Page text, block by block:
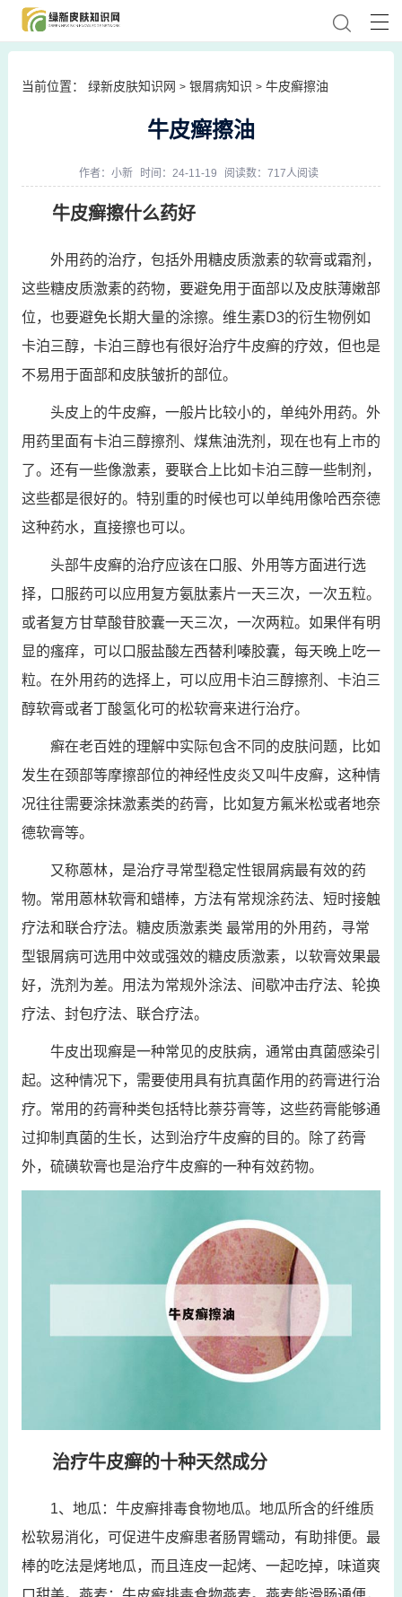
当前位置： 绿新皮肤知识网 > 银屑病知识 > 牛皮癣擦油
牛皮癣擦油
作者： 小新 时间：24-11-19 阅读数：717人阅读
牛皮癣擦什么药好
外用药的治疗，包括外用糖皮质激素的软膏或霜剂，
这些糖皮质激素的药物，要避免用于面部以及皮肤薄嫩部
位，也要避免长期大量的涂擦。维生素D3的衍生物例如
卡泊三醇，卡泊三醇也有很好治疗牛皮癣的疗效，但也是
不易用于面部和皮肤皱折的部位。
头皮上的牛皮癣，一般片比较小的，单纯外用药。外
用药里面有卡泊三醇擦剂、煤焦油洗剂，现在也有上市的
了。还有一些像激素，要联合上比如卡泊三醇一些制剂，
这些都是很好的。特别重的时候也可以单纯用像哈西奈德
这种药水，直接擦也可以。
头部牛皮癣的治疗应该在口服、外用等方面进行选
择，口服药可以应用复方氨肽素片一天三次，一次五粒。
或者复方甘草酸苷胶囊一天三次，一次两粒。如果伴有明
显的瘙痒，可以口服盐酸左西替利嗪胶囊，每天晚上吃一
粒。在外用药的选择上，可以应用卡泊三醇擦剂、卡泊三
醇软膏或者丁酸氢化可的松软膏来进行治疗。
癣在老百姓的理解中实际包含不同的皮肤问题，比如
发生在颈部等摩擦部位的神经性皮炎又叫牛皮癣，这种情
况往往需要涂抹激素类的药膏，比如复方氟米松或者地奈
德软膏等。
又称蒽林，是治疗寻常型稳定性银屑病最有效的药
物。常用蒽林软膏和蜡棒，方法有常规涂药法、短时接触
疗法和联合疗法。糖皮质激素类 最常用的外用药，寻常
型银屑病可选用中效或强效的糖皮质激素，以软膏效果最
好，洗剂为差。用法为常规外涂法、间歇冲击疗法、轮换
疗法、封包疗法、联合疗法。
牛皮出现癣是一种常见的皮肤病，通常由真菌感染引
起。这种情况下，需要使用具有抗真菌作用的药膏进行治
疗。常用的药膏种类包括特比萘芬膏等，这些药膏能够通
过抑制真菌的生长，达到治疗牛皮癣的目的。除了药膏
外，硫磺软膏也是治疗牛皮癣的一种有效药物。
治疗牛皮癣的十种天然成分
1、地瓜：牛皮癣排毒食物地瓜。地瓜所含的纤维质
松软易消化，可促进牛皮癣患者肠胃蠕动，有助排便。最
棒的吃法是烤地瓜，而且连皮一起烤、一起吃掉，味道爽